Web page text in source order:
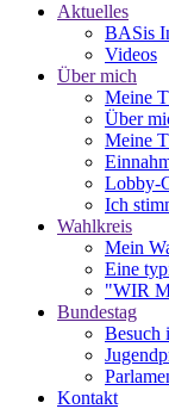
Aktuelles
BASis
Videos
Über mich
Meine
Über
Meine
Lobby-
Ich
Wahlkreis
Mein
Eine
"WIR
Bundestag
Besuch
Kontakt